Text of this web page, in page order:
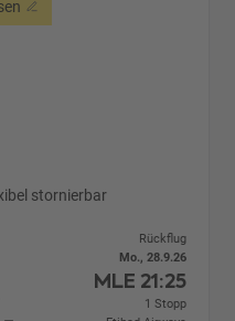
stornierbar
Rückflug
Mo., 28.9.26
MLE 21:25
1 Stopp